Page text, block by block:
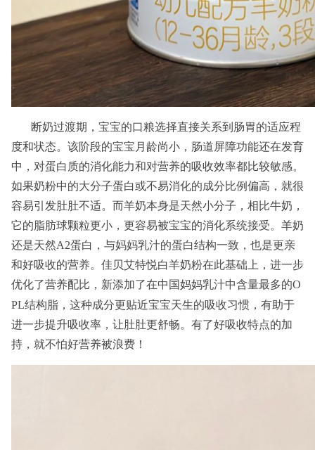
断奶过渡期，宝宝的口粮选择直接关系到肠胃的适应程
度和状态。该阶段的宝宝月龄尚小，肠道屏障功能还在发育
中，对蛋白质的消化能力和对营养的吸收效率都比较敏感。
如果奶粉中的大分子蛋白或不易消化的成分比例偏高，就很
容易引发肚肚不适。而羊奶本身是天然小分子，相比牛奶，
它的脂肪球颗粒更小，更容易被宝宝的消化系统接受。羊奶
还是天然A2蛋白，与妈妈乳汁的蛋白结构一致，也是更亲
和好吸收的营养。佳贝艾特悦白羊奶粉在此基础上，进一步
优化了营养配比，新添加了在中国妈妈乳汁中含量最多的O
PL结构脂，这种成分更贴近宝宝天生的吸收习惯，有助于
进一步提升吸收率，让肚肚更舒畅。有了好吸收特点的加
持，就不怕好营养被浪费！